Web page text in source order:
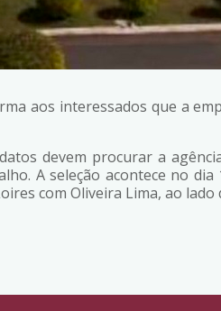
aos interessados que a
devem procurar a
A seleção acontece no
com Oliveira Lima, ao